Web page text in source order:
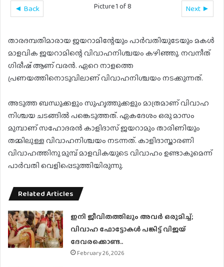
◄ Back Next ►
Picture 1 of 8
താരദമ്പതിമാരായ ജയറാമിന്റേയും പാര്‍വതിയുടേയും മകള്‍
മാളവിക ജയറാമിന്റെ വിവാഹനിശ്ചയം കഴിഞ്ഞു. നവനീത്
ഗിരീഷ് ആണ് വരന്‍. ഏറെ നാളത്തെ
പ്രണയത്തിനൊടുവിലാണ് വിവാഹനിശ്ചയം നടക്കുന്നത്.
അടുത്ത ബന്ധുക്കളും സുഹൃത്തുക്കളും മാത്രമാണ് വിവാഹ
നിശ്ചയ ചടങ്ങില്‍ പങ്കെടുത്തത്. ഏകദേശം ഒരു മാസം
മുമ്പാണ് സഹോദരന്‍ കാളിദാസ് ജയറാമും താരിണിയും
തമ്മിലുള്ള വിവാഹനിശ്ചയം നടന്നത്. കാളിദാസ്താരണി
വിവാഹത്തിനു മുമ്പ് മാളവികയുടെ വിവാഹം ഉണ്ടാകുമെന്ന്
പാര്‍വതി വെളിപ്പെടുത്തിയിരുന്നു.
Related Articles
ഇനി ജീവിതത്തിലും അവർ ഒരുമിച്ച്;
വിവാഹ ഫോട്ടോകൾ പങ്കിട്ട് വിജയ്
ദേവരക്കൊണ്ട..
February 26, 2026